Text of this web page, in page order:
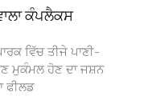
ਕੰਪਲੈਕਸ
ਵਿੱਚ ਤੀਜੇ ਪਾਣੀ-
ਮੁਕੰਮਲ ਹੋਣ ਦਾ ਜਸ਼ਨ
ਫੀਲਡ